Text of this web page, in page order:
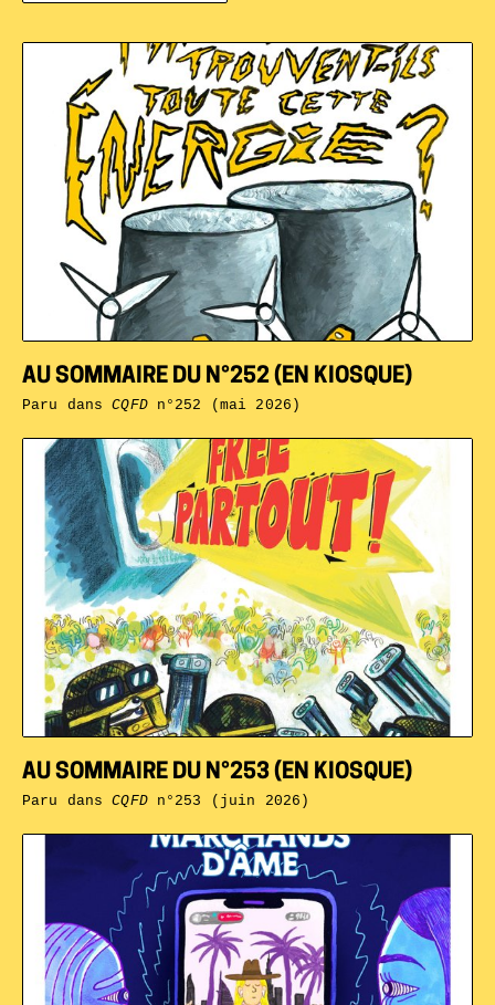
AU SOMMAIRE DU N°253 (EN KIOSQUE)
Paru dansCQFDn°253 (juin 2026)
AU SOMMAIRE DU N°252 (EN KIOSQUE)
Paru dansCQFDn°252 (mai 2026)